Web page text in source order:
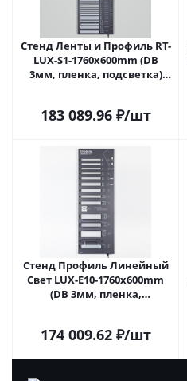
Стенд Ленты и Профиль RT-
LUX-S1-1760x600mm (DB
3мм, пленка, подсветка)
183 089.96₽/шт
Стенд Профиль Линейный
Свет LUX-E10-1760x600mm
(DB 3мм, пленка,
174 009.62₽/шт